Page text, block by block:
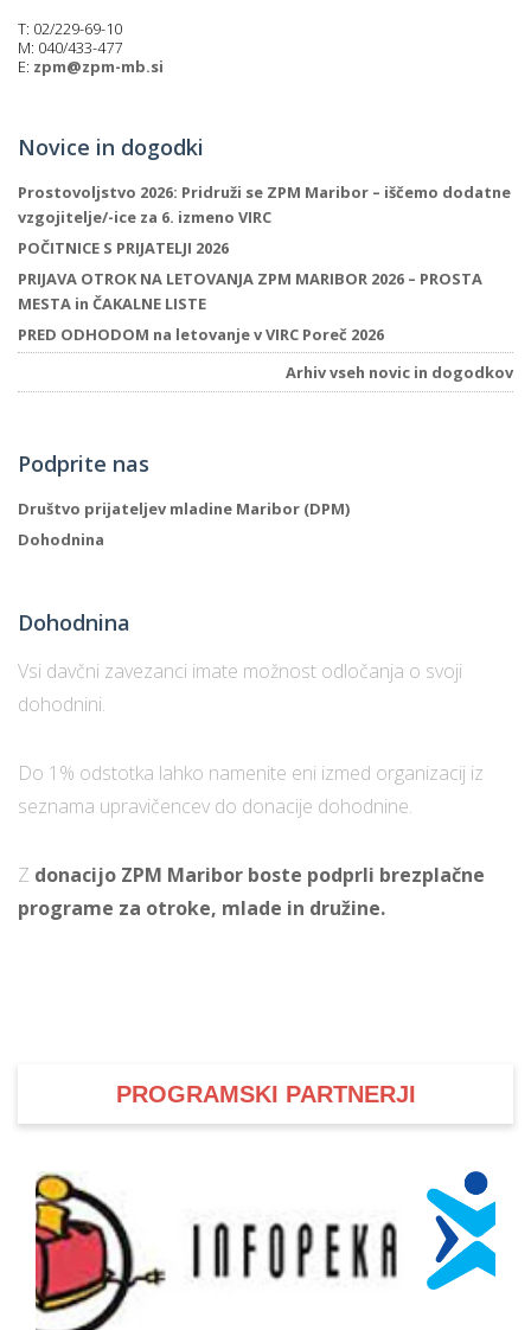
T: 02/229-69-10
M: 040/433-477
E: zpm@zpm-mb.si
Novice in dogodki
Prostovoljstvo 2026: Pridruži se ZPM Maribor – iščemo dodatne
vzgojitelje/-ice za 6. izmeno VIRC
POČITNICE S PRIJATELJI 2026
PRIJAVA OTROK NA LETOVANJA ZPM MARIBOR 2026 – PROSTA
MESTA in ČAKALNE LISTE
PRED ODHODOM na letovanje v VIRC Poreč 2026
Arhiv vseh novic in dogodkov
Podprite nas
Društvo prijateljev mladine Maribor (DPM)
Dohodnina
Dohodnina
Vsi davčni zavezanci imate možnost odločanja o svoji
dohodnini.
Do 1% odstotka lahko namenite eni izmed organizacij iz
seznama upravičencev do donacije dohodnine.
Z donacijo ZPM Maribor boste podprli brezplačne
programe za otroke, mlade in družine.
PROGRAMSKI PARTNERJI